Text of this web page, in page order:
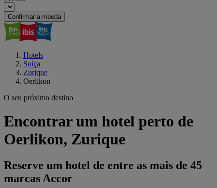
Confirmar a moeda
Hotels
Suíça
Zurique
Oerlikon
O seu próximo destino
Encontrar um hotel perto de
Oerlikon, Zurique
Reserve um hotel de entre as mais de 45
marcas Accor